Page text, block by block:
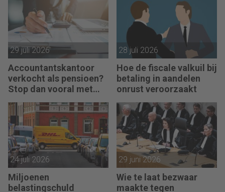
29 juli 2026
Accountantskantoor
verkocht als pensioen?
Stop dan vooral met
28 juli 2026
Hoe de fiscale valkuil bij
betaling in aandelen
onrust veroorzaakt
24 juli 2026
Miljoenen
belastingschuld
29 juni 2026
Wie te laat bezwaar
maakte tegen